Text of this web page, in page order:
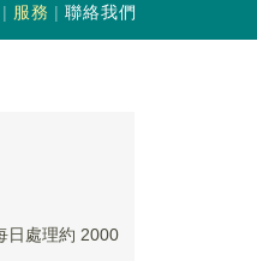
服務 聯絡我們
日處理約 2000